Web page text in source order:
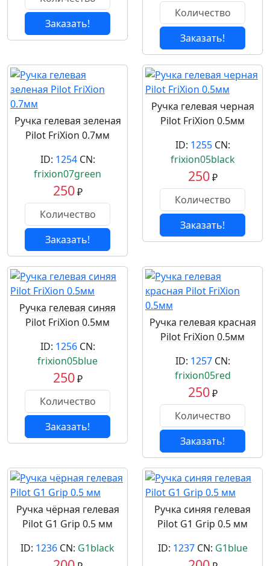
Заказать!
Заказать!
Ручка гелевая зеленая
Pilot FriXion 0.7мм
ID: 1254CN:
frixion07green
250₽
Заказать!
Ручка гелевая черная
Pilot FriXion 0.5мм
ID: 1255CN:
frixion05black
250₽
Заказать!
Ручка гелевая синяя
Pilot FriXion 0.5мм
ID: 1256CN:
frixion05blue
250₽
Заказать!
Ручка гелевая красная
Pilot FriXion 0.5мм
ID: 1257CN:
frixion05red
250₽
Заказать!
Ручка чёрная гелевая
Pilot G1 Grip 0.5 мм
ID: 1236 CN: G1black
Ручка синяя гелевая
Pilot G1 Grip 0.5 мм
ID: 1237CN: G1blue